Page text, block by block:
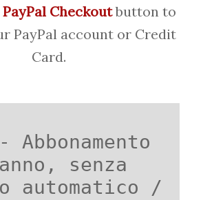
PayPal Checkoutbutton to
PayPal account or Credit
Card.
Abbonamento
senza
automatico /